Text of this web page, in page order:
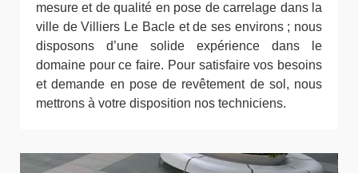
mesure et de qualité en pose de carrelage dans la
ville de Villiers Le Bacle et de ses environs ; nous
disposons d’une solide expérience dans le
domaine pour ce faire. Pour satisfaire vos besoins
et demande en pose de revêtement de sol, nous
mettrons à votre disposition nos techniciens.